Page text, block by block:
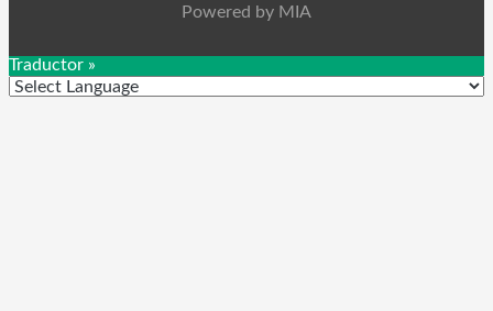
Powered by MIA
Traductor »